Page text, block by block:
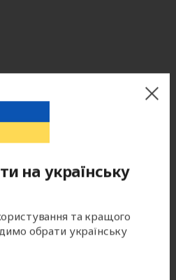
на українську
та кращого
обрати українську